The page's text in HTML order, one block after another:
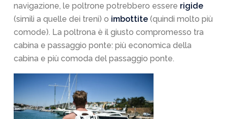
navigazione, le poltrone potrebbero essere rigide
(simili a quelle dei treni) o imbottite (quindi molto più
comode). La poltrona è il giusto compromesso tra
cabina e passaggio ponte: più economica della
cabina e più comoda del passaggio ponte.